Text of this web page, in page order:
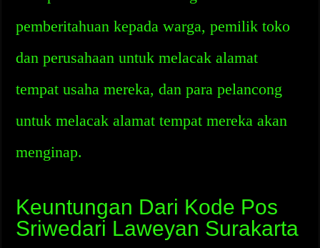
pemberitahuan kepada warga, pemilik toko
dan perusahaan untuk melacak alamat
tempat usaha mereka, dan para pelancong
untuk melacak alamat tempat mereka akan
menginap.
Keuntungan Dari Kode Pos
Sriwedari Laweyan Surakarta